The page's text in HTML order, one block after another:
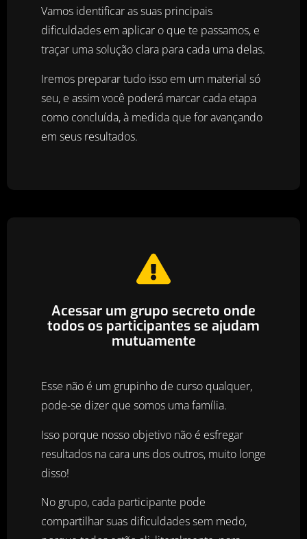
Vamos identificar as suas principais
dificuldades em aplicar o que te passamos, e
traçar uma solução clara para cada uma delas.
Iremos preparar tudo isso em um material só
seu, e assim você poderá marcar cada etapa
como concluída, à medida que for avançando
em seus resultados.
Acessar um grupo secreto onde
todos os participantes se ajudam
mutuamente
Esse não é um grupinho de curso qualquer,
pode-se dizer que somos uma família.
Isso porque nosso objetivo não é esfregar
resultados na cara uns dos outros, muito longe
disso!
No grupo, cada participante pode
compartilhar suas dificuldades sem medo,